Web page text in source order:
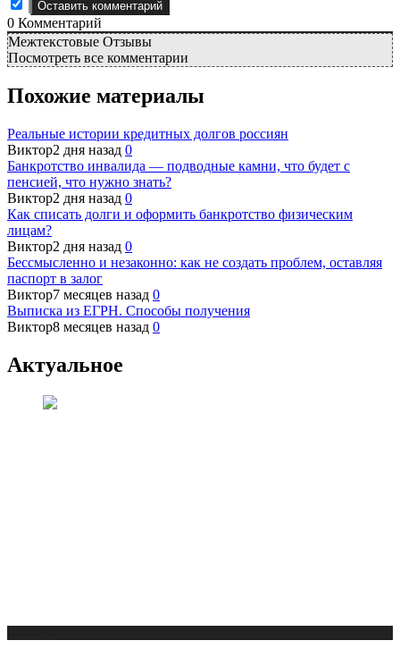
0 Комментарий
Межтекстовые Отзывы
Посмотреть все комментарии
Похожие материалы
Реальные истории кредитных долгов россиян
Виктор2 дня назад 0
Банкротство инвалида — подводные камни, что будет с
пенсией, что нужно знать?
Виктор2 дня назад 0
Как списать долги и оформить банкротство физическим
лицам?
Виктор2 дня назад 0
Бессмысленно и незаконно: как не создать проблем, оставляя
паспорт в залог
Виктор7 месяцев назад 0
Выписка из ЕГРН. Способы получения
Виктор8 месяцев назад 0
Актуальное